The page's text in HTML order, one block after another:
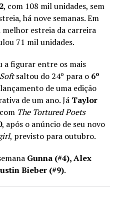
, com 108 mil unidades, sem
há nove semanas. Em
estreia da carreira
71 mil unidades.
a figurar entre os mais
saltou do 24º para o 6º
de uma edição
de um ano. Já Taylor
The Tortured Poets
, após o anúncio de seu novo
, previsto para outubro.
Gunna (#4), Alex
Bieber (#9).